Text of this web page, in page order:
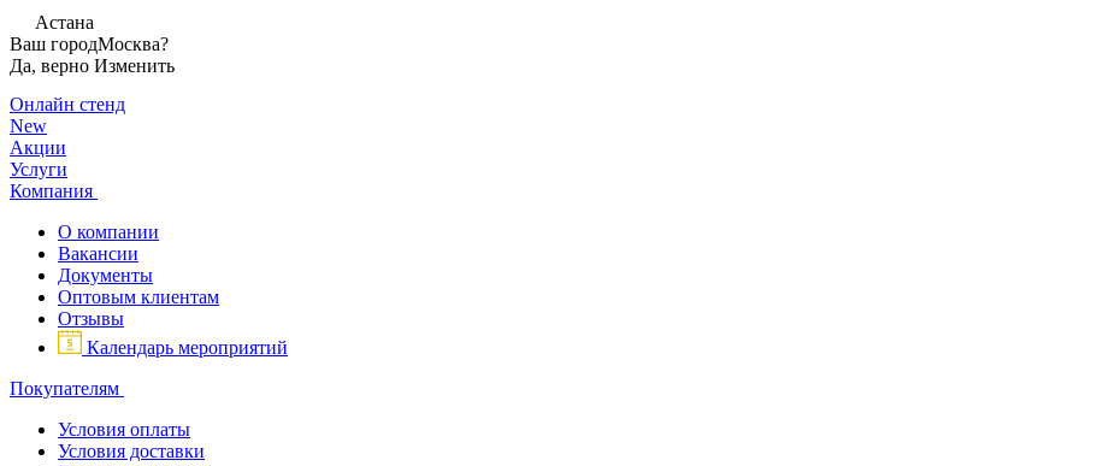
Астана
Ваш городМосква?
Да, верно Изменить
Онлайн стенд
New
Акции
Услуги
Компания
О компании
Вакансии
Документы
Оптовым клиентам
Отзывы
Календарь мероприятий
Покупателям
Условия оплаты
Условия доставки